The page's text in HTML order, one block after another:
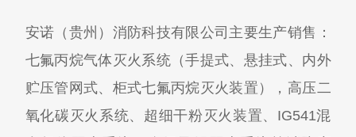
安诺（贵州）消防科技有限公司主要生产销售：
七氟丙烷气体灭火系统（手提式、悬挂式、内外
贮压管网式、柜式七氟丙烷灭火装置），高压二
氧化碳灭火系统、超细干粉灭火装置、IG541混